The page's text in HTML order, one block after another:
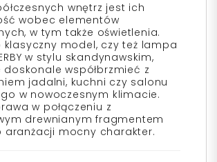
wnętrz jest ich
wobec elementów
w tym także oświetlenia.
klasyczny model, czy też lampa
w stylu skandynawskim,
współbrzmieć z
jadalni, kuchni czy salonu
w nowoczesnym klimacie.
w połączeniu z
drewnianym fragmentem
aranżacji mocny charakter.